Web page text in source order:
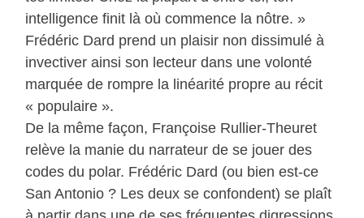
intelligence finit là où commence la nôtre. »
Frédéric Dard prend un plaisir non dissimulé à
invectiver ainsi son lecteur dans une volonté
marquée de rompre la linéarité propre au récit
« populaire ».
De la même façon, Françoise Rullier-Theuret
relève la manie du narrateur de se jouer des
codes du polar. Frédéric Dard (ou bien est-ce
San Antonio ? Les deux se confondent) se plaît